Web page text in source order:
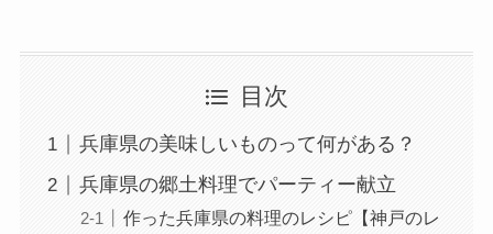
目次
兵庫県の美味しいものって何がある？
兵庫県の郷土料理でパーティー献立
作った兵庫県の料理のレシピ【神戸のレ